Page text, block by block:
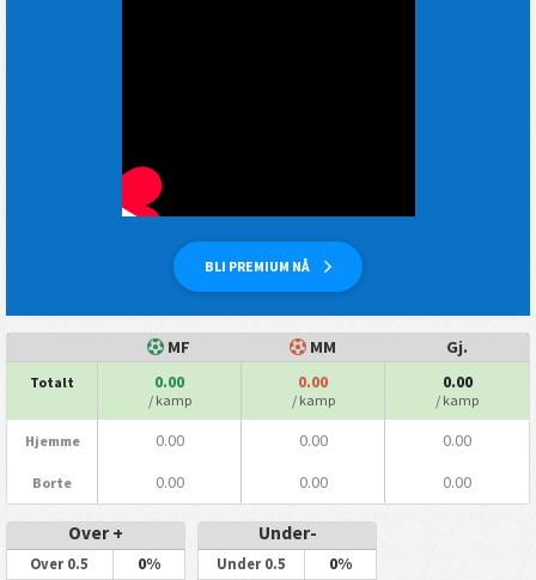
BLI PREMIUM NÅ
MF MM Gj.
Totalt 0.00
/ kamp
0.00
/ kamp
0.00
/ kamp
Hjemme 0.00 0.00 0.00
Borte 0.00 0.00 0.00
Over +
Over 0.5 0%
Under-
Under 0.5 0%